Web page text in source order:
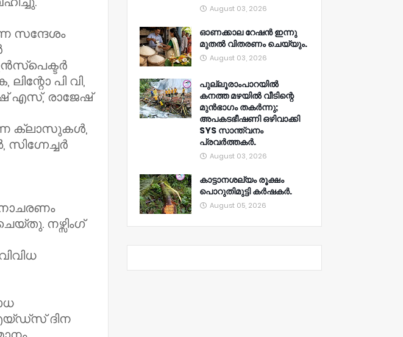
സന്ദേശം
പി വി,
എസ്, രാജേഷ്
ക്ലാസുകൾ,
നഴ്സിംഗ്
ദിന
August 03, 2026
ഓണക്കാല റേഷൻ ഇന്നു
മുതല്‍ വിതരണം ചെയ്യും.
August 03, 2026
പുല്ലൂരാംപാറയിൽ
കനത്ത മഴയിൽ വീടിന്റെ
മുൻഭാഗം തകർന്നു;
അപകടഭീഷണി ഒഴിവാക്കി
SYS സാന്ത്വനം
പ്രവർത്തകർ.
August 03, 2026
കാട്ടാനശല്യം രൂക്ഷം
പൊറുതിമുട്ടി കർഷകർ.
August 05, 2026